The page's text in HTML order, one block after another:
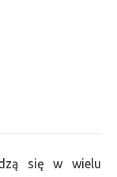
się w wielu